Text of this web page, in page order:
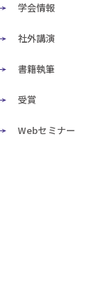
学会情報
社外講演
書籍執筆
受賞
Webセミナー